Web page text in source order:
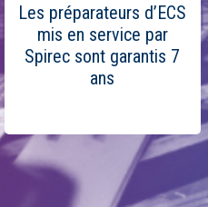
Les préparateurs d’ECS
mis en service par
Spirec sont garantis 7
ans